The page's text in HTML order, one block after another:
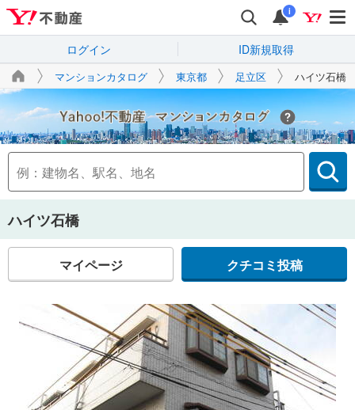
i
ログイン ID新規取得
マンションカタログ 東京都 足立区 ハイツ石橋
Yahoo!不動産
ハイツ石橋
マイページ クチコミ投稿